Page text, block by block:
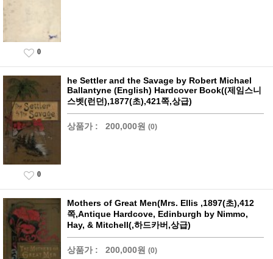
0
he Settler and the Savage by Robert Michael
Ballantyne (English) Hardcover Book((제임스니
스벳(런던),1877(초),421쪽,상급)
상품가 : 200,000원 (0)
0
Mothers of Great Men(Mrs. Ellis ,1897(초),412
쪽,Antique Hardcove, Edinburgh by Nimmo,
Hay, & Mitchell(,하드카버,상급)
상품가 : 200,000원 (0)